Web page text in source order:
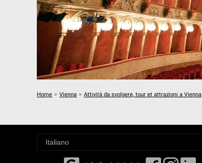
Home > Vienna > Attività da svolgere, tour et attrazioni a Vienna